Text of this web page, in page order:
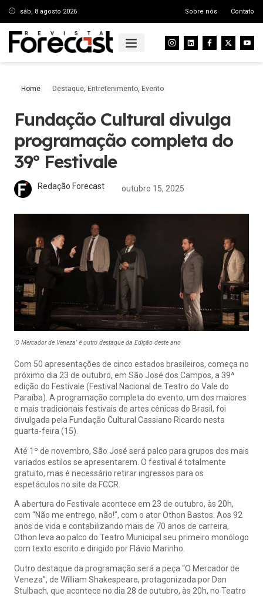
sáb, 8 agosto 2026 Sobre nós Contato
Home Destaque, Entretenimento, Evento
Fundação Cultural divulga
programação completa do
39º Festivale
Redação Forecast outubro 15, 2025
‘O Mercador de Veneza’ é outro destaque da Edição deste ano
Com 50 apresentações de cinco estados brasileiros, começa no
próximo dia 23 de outubro, em São José dos Campos, a 39ª
edição do Festivale (Festival Nacional de Teatro do Vale do
Paraíba). A programação completa do evento, um dos maiores
e mais tradicionais festivais de artes cênicas do Brasil, foi
divulgada pela Fundação Cultural Cassiano Ricardo nesta
quarta-feira (15).
Até 1º de novembro, São José será palco para grupos dos mais
variados estilos se apresentarem. O festival é totalmente
gratuito, mas é necessário retirar ingressos para os
espetáculos no site da FCCR
A abertura do Festivale acontece em 23 de outubro, às 20h,
com “Não me entrego, não!”, com o ator Othon Bastos. Aos 92
anos de vida e contabilizando mais de 70 anos de carreira,
Othon leva ao palco do Teatro Municipal seu primeiro monólogo
com texto escrito e dirigido por Flávio Marinho.
Outro destaque da programação será a peça “O Mercador de
Veneza”, de William Shakespeare, protagonizada por Dan
Stulbach, que acontece no dia 28 de outubro, às 20h, no Teatro